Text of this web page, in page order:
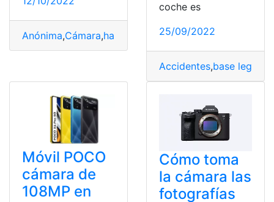
Anónima,Cámara,habilitar Omegle,Personas
coche es
25/09/2022
Accidentes,base legal
Móvil POCO
cámara de
108MP en
Cómo toma
la cámara las
fotografías